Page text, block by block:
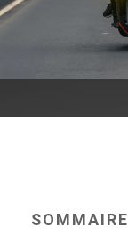
SOMMAIRE